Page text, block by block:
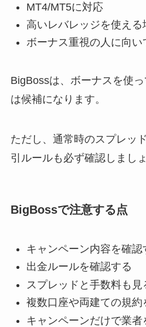
MT4/MT5に対応
高いレバレッジを使える
ボーナス重視の人に向い
BigBossは、ボーナスを使
は候補になります。
ただし、通常時のスプレッ
引ルールも必ず確認しましょ
BigBossで注意する点
キャンペーン内容を確認
出金ルールを確認する
スプレッドと手数料も見
複数口座や両建ての規約
キャンペーンだけで業者